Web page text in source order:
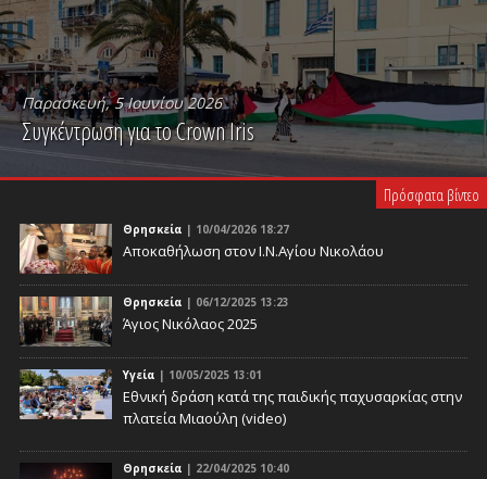
Παρασκευή, 5 Ιουνίου 2026
Συγκέντρωση για το Crown Iris
PLAY VIDEO
Πρόσφατα βίντεο
Θρησκεία | 10/04/2026 18:27
Αποκαθήλωση στον Ι.Ν.Αγίου Νικολάου
Θρησκεία | 06/12/2025 13:23
Άγιος Νικόλαος 2025
Υγεία | 10/05/2025 13:01
Eθνική δράση κατά της παιδικής παχυσαρκίας στην
πλατεία Μιαούλη (video)
Θρησκεία | 22/04/2025 10:40